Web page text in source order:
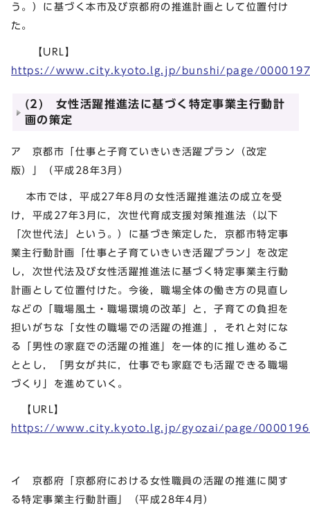
う。）に基づく本市及び京都府の推進計画として位置付け
た。
【URL】
https://www.city.kyoto.lg.jp/bunshi/page/
(2) 女性活躍推進法に基づく特定事業主行動計
画の策定
ア 京都市「仕事と子育ていきいき活躍プラン（改定
版）」（平成28年3月）
本市では，平成27年8月の女性活躍推進法の成立を受
け，平成27年3月に，次世代育成支援対策推進法（以下
「次世代法」という。）に基づき策定した，京都市特定事
業主行動計画「仕事と子育ていきいき活躍プラン」を改定
し，次世代法及び女性活躍推進法に基づく特定事業主行動
計画として位置付けた。今後，職場全体の働き方の見直し
などの「職場風土・職場環境の改革」と，子育ての負担を
担いがちな「女性の職場での活躍の推進」，それと対にな
る「男性の家庭での活躍の推進」を一体的に推し進めるこ
ととし，「男女が共に，仕事でも家庭でも活躍できる職場
づくり」を進めていく。
【URL】
https://www.city.kyoto.lg.jp/gyozai/page/
イ 京都府「京都府における女性職員の活躍の推進に関す
る特定事業主行動計画」（平成28年4月）